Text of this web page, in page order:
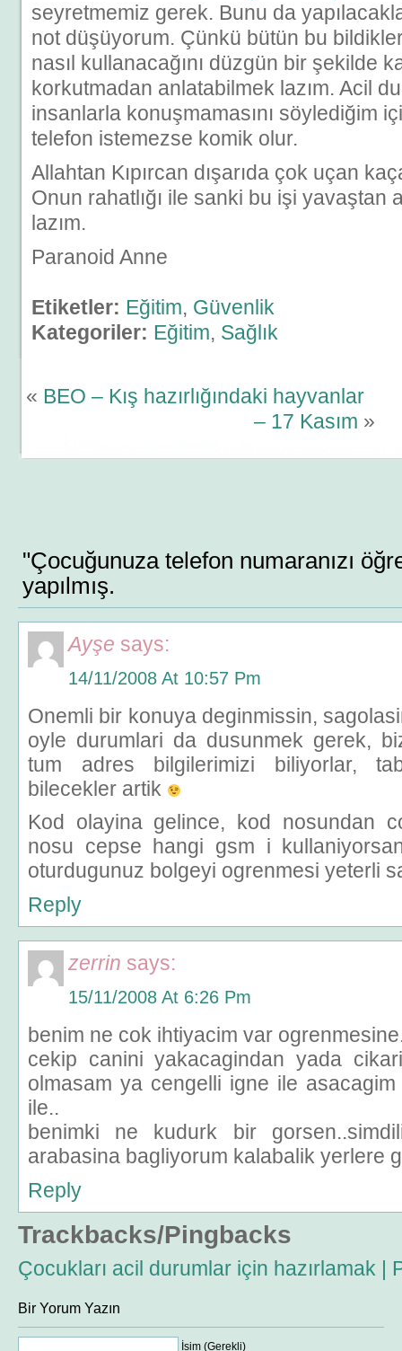
seyretmemiz gerek. Bunu da
not düşüyorum. Çünkü bütün bu
nasıl kullanacağını düzgün bir şekilde
korkutmadan anlatabilmek lazım. Acil
insanlarla konuşmamasını söylediğim
telefon istemezse komik olur.
Allahtan Kıpırcan dışarıda çok uçan
Onun rahatlığı ile sanki bu işi yavaştan
lazım.
Paranoid Anne
Etiketler: Eğitim, Güvenlik
Kategoriler: Eğitim, Sağlık
« BEO – Kış hazırlığındaki hayvanlar
– 17 Kasım »
"Çocuğunuza telefon numaranızı
yapılmış.
Ayşe says:
14/11/2008 At 10:57 Pm
Onemli bir konuya deginmissin,
oyle durumlari da dusunmek gerek,
tum adres bilgilerimizi biliyorlar,
bilecekler artik
Kod olayina gelince, kod nosundan
nosu cepse hangi gsm i
oturdugunuz bolgeyi ogrenmesi yeterli
Reply
zerrin says:
15/11/2008 At 6:26 Pm
benim ne cok ihtiyacim var
cekip canini yakacagindan yada
olmasam ya cengelli igne ile
ile..
benimki ne kudurk bir
arabasina bagliyorum kalabalik yerlere
Reply
Trackbacks/Pingbacks
Çocukları acil durumlar için hazırlamak |
Bir Yorum Yazın
İsim (Gerekli)